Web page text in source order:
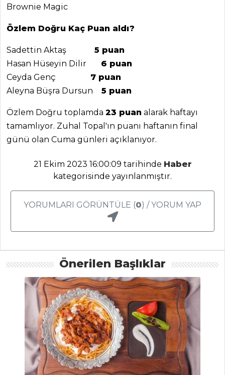
Biftek Tarifi, Nasıl
Biftekli Sebze
Güveci Tarifi, Nasıl
Yapılır?
Tarifi, Nasıl Yapılır?
Et Yemekleri Tüm
Tarifleri
BALIK
YEMEKLERI
Palamut Köftesi
Tarifi, Nasıl Yapılır?
Taze Kişnişli
Kırlangıç Köftesi
Tarifi, Nasıl Yapılır?
Balık Yemekleri
Tüm Tarifleri
Brownie Magic
Özlem Doğru Kaç Puan aldı?
Sadettin Aktaş 5 puan
Hasan Hüseyin Dilir
6 puan
Ceyda Genç
7 puan
Aleyna Büşra Dursun
5 puan
Özlem Doğru toplamda 23 puan alarak haftayı
tamamlıyor. Zuhal Topal'ın puanı haftanın final
günü olan Cuma günleri açıklanıyor.
21 Ekim 2023 16:00:09 tarihinde Haber
kategorisinde yayınlanmıştır.
YORUMLARI GÖRÜNTÜLE (0
Önerilen Başlıklar